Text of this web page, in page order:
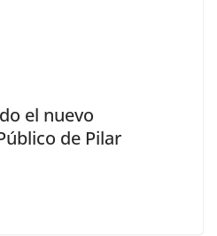
el nuevo
de Pilar